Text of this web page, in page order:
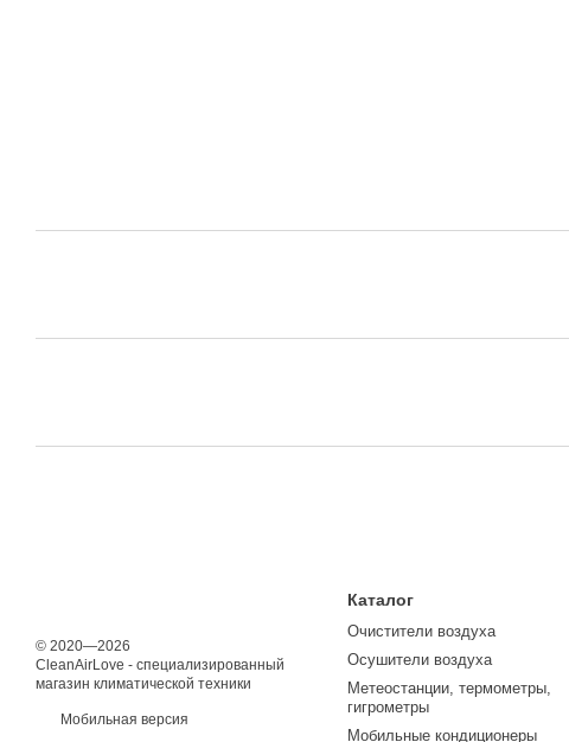
© 2020—2026
CleanAirLove - специализированный
магазин климатической техники
Мобильная версия
Каталог
Очистители воздуха
Осушители воздуха
Метеостанции, термометры,
гигрометры
Мобильные кондиционеры